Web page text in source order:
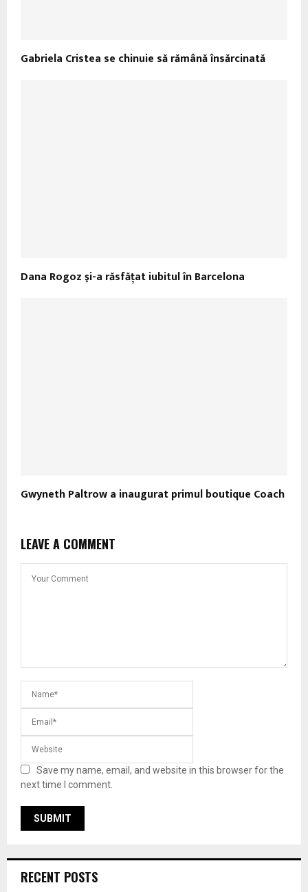
Gabriela Cristea se chinuie să rămână însărcinată
Dana Rogoz şi-a răsfăţat iubitul în Barcelona
Gwyneth Paltrow a inaugurat primul boutique Coach
LEAVE A COMMENT
Save my name, email, and website in this browser for the
next time I comment.
RECENT POSTS